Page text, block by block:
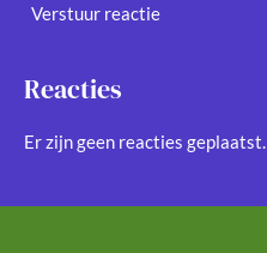
Verstuur reactie
Reacties
Er zijn geen reacties geplaatst.